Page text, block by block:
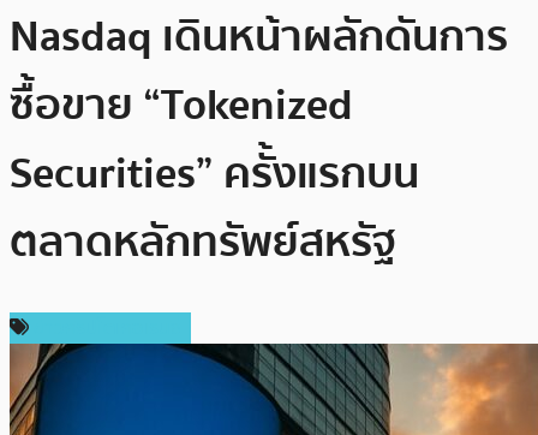
Nasdaq เดินหน้าผลักดันการ
ซื้อขาย “Tokenized
Securities” ครั้งแรกบน
ตลาดหลักทรัพย์สหรัฐ